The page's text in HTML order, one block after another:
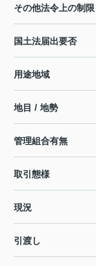
その他法令上の制限
国土法届出要否
用途地域
地目 / 地勢
管理組合有無
取引態様
現況
引渡し